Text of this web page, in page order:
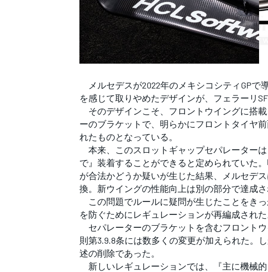
すべてのカテゴリー
メルセデスが2022年のメキシコシティGPで
を感じて取りやめたデザインが、フェラーリ
そのデザインこそ、フロントウイングに搭
ーのブラケットで、明らかにフロントタイヤ
れたものとなっている。
本来、このスロットギャップセパレーター
で』装着することができると定められていた
が合法かどうか疑いが生じた結果、メルセデ
換。新ウイングの性能向上は別の部分で達成
この問題でルールに疑問が生じたことをき
を防ぐためにレギュレーションが再編成された
セパレーターのブラケットを含むフロント
則第3.9.8条には数多くの変更が加えられた。
述の削除であった。
新しいレギュレーションでは、『主に機械